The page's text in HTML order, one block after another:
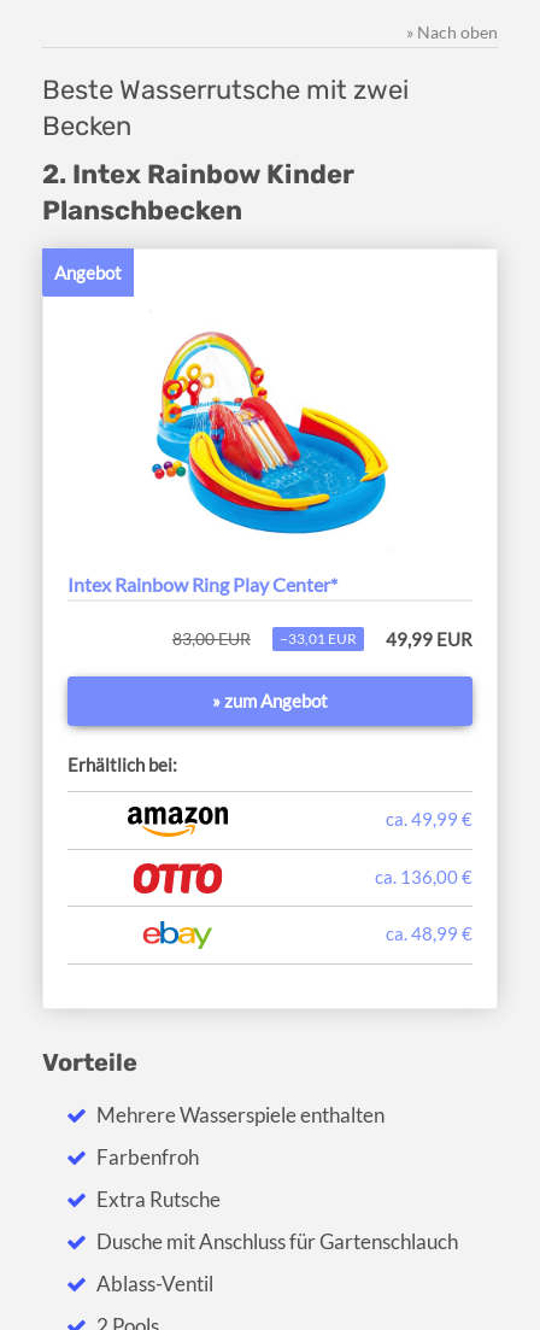
» Nach oben
Beste Wasserrutsche mit zwei
Becken
2. Intex Rainbow Kinder
Planschbecken
Angebot
Intex Rainbow Ring Play Center*
83,00 EUR −33,01 EUR 49,99 EUR
» zum Angebot
Erhältlich bei:
ca. 49,99 €
ca. 136,00 €
ca. 48,99 €
Vorteile
Mehrere Wasserspiele enthalten
Farbenfroh
Extra Rutsche
Dusche mit Anschluss für Gartenschlauch
Ablass-Ventil